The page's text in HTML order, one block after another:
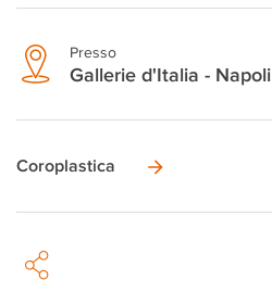
Presso
Gallerie d'Italia - Napoli
Coroplastica